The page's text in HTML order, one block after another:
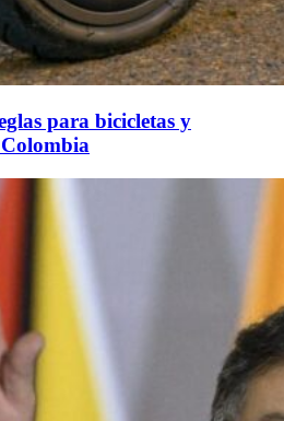
para bicicletas y
Colombia